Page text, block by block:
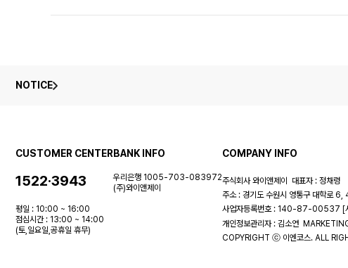
NOTICE
CUSTOMER CENTER
1522·3943
평일 : 10:00 ~ 16:00
점심시간 : 13:00 ~ 14:00
(토,일요일,공휴일 휴무)
BANK INFO
우리은행 1005-703-083972
(주)와이앤제이
COMPANY INFO
주식회사 와이앤제이
대표자 : 정채령
주소 : 경기도 수원시 영통구 대학로
사업자등록번호 : 140-87-00537 [
개인정보관리자 : 김소연
COPYRIGHT ⓒ 이엔코스. ALL